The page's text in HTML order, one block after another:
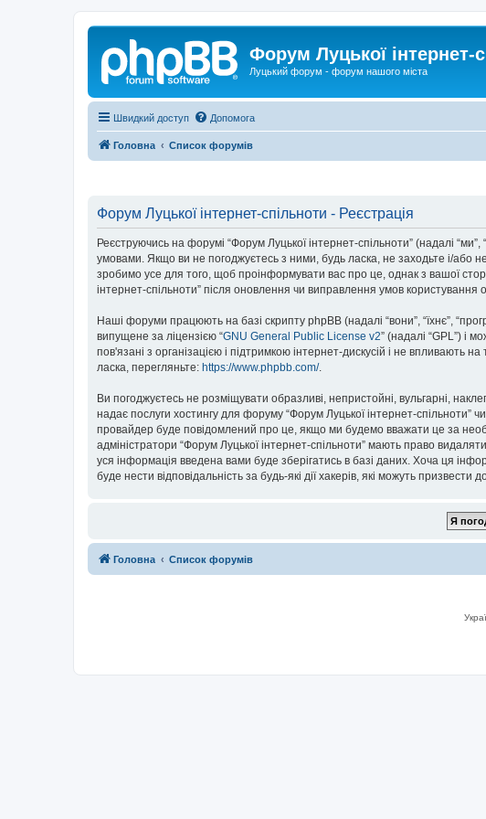
Форум Луцької інтернет-
Луцький форум - форум нашого міста
Швидкий доступ Допомога
Головна Список форумів
Форум Луцької інтернет-спільноти - Реєстрація
Реєструючись на форумі “Форум Луцької інтернет-спільноти” (надалі
умовами. Якщо ви не погоджуєтесь з ними, будь ласка, не заходьте і/або
зробимо усе для того, щоб проінформувати вас про це, однак з вашої
інтернет-спільноти” після оновлення чи виправлення умов користування
Наші форуми працюють на базі скрипту phpBB (надалі “вони”, “їхнє”,
випущене за ліцензією “GNU General Public License v2” (надалі “GPL”) і
пов'язані з організацією і підтримкою інтернет-дискусій і не впливають
ласка, перегляньте: https://www.phpbb.com/.
Ви погоджуєтесь не розміщувати образливі, непристойні, вульгарні,
надає послуги хостингу для форуму “Форум Луцької інтернет-спільноти”
провайдер буде повідомлений про це, якщо ми будемо вважати це за
адміністратори “Форум Луцької інтернет-спільноти” мають право
уся інформація введена вами буде зберігатись в базі даних. Хоча ця
буде нести відповідальність за будь-які дії хакерів, які можуть призвести
Головна Список форумів